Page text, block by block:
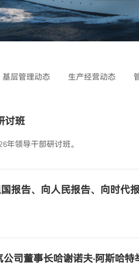
基层管理动态 生产经营动态
讨班
年领导干部研讨班。
报告、向人民报告、向时代报
司董事长哈谢诺夫·阿斯哈特